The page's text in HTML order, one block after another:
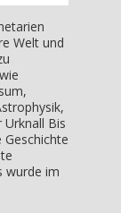
Welt und
Bis
wurde im